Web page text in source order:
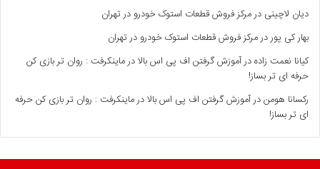
دیان لاچینی درمرکز فروش قطعات استوک خودرو در تهران
بهار کی پوردرمرکز فروش قطعات استوک خودرو در تهران
کیانا نعمت زادهدرآموزش گرفتن اف پی اس بالا در ماینکرفت : روان تر بازی کن
حرفه ای تر بساز!
رکسانا هومندرآموزش گرفتن اف پی اس بالا در ماینکرفت : روان تر بازی کن حرفه
ای تر بساز!